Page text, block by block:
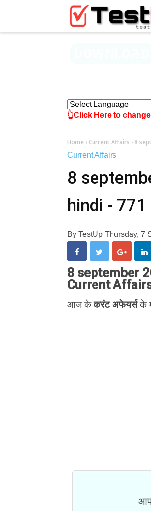
👆Click Here to
Home › Current Affairs › 8
Current Affairs
8
hindi - 771
By TestUp Thursday, 7
8 september
Current
आज केकरंट अफेयर्सके